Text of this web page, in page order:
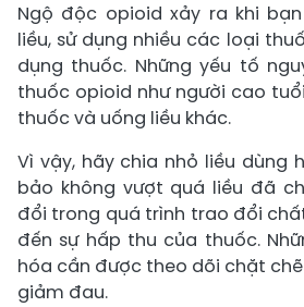
Ngộ độc opioid xảy ra khi
liều, sử dụng nhiều các loại
dụng thuốc. Những yếu tố
thuốc opioid như người cao
thuốc và uống liều khác.
Vì vậy, hãy chia nhỏ liều dùng
bảo không vượt quá liều đã
đổi trong quá trình trao đổi
đến sự hấp thu của thuốc.
hóa cần được theo dõi chặt
giảm đau.